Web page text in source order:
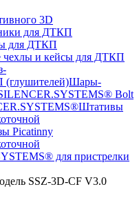
3D
для ДТКП
для ДТКП
чехлы и кейсы для ДТКП
Шары-
SILENCER.SYSTEMS® Bolt
Штативы
Picatinny
для пристрелки
SSZ-3D-CF V3.0